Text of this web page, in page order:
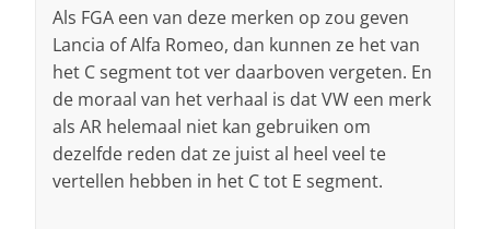
Als FGA een van deze merken op zou geven
Lancia of Alfa Romeo, dan kunnen ze het van
het C segment tot ver daarboven vergeten. En
de moraal van het verhaal is dat VW een merk
als AR helemaal niet kan gebruiken om
dezelfde reden dat ze juist al heel veel te
vertellen hebben in het C tot E segment.